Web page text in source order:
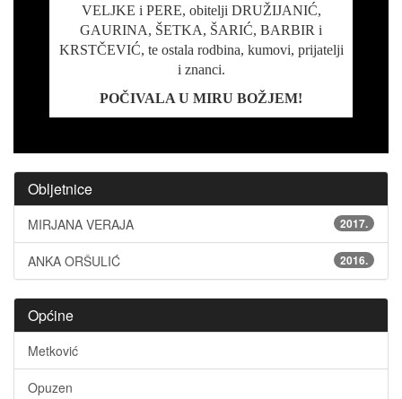
VELJKE i PERE, obitelji DRUŽIJANIĆ,
GAURINA, ŠETKA, ŠARIĆ, BARBIR i
KRSTČEVIĆ, te ostala rodbina, kumovi, prijatelji
i znanci.
POČIVALA U MIRU BOŽJEM!
Obljetnice
MIRJANA VERAJA 2017.
ANKA ORŠULIĆ 2016.
Općine
Metković
Opuzen